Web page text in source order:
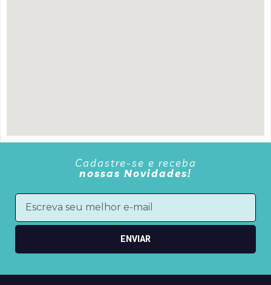
Cadastre-se e receba
nossas Novidades!
ENVIAR